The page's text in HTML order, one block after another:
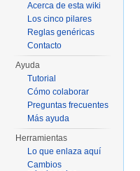
Acerca de esta wiki
Los cinco pilares
Reglas genéricas
Contacto
Ayuda
Tutorial
Cómo colaborar
Preguntas frecuentes
Más ayuda
Herramientas
Lo que enlaza aquí
Cambios